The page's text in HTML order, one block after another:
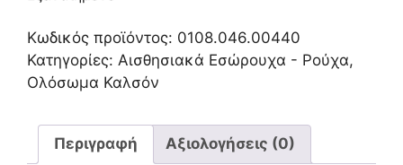
Κωδικός προϊόντος: 0108.046.00440
Κατηγορίες: Αισθησιακά Εσώρουχα - Ρούχα,
Ολόσωμα Καλσόν
Περιγραφή Αξιολογήσεις (0)